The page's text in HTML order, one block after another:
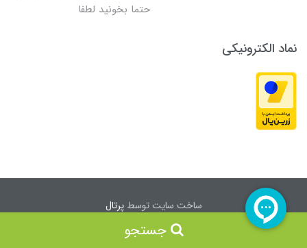
جستجو
حتما بخونید لطفا
نماد الکترونیکی
ساخت سایت توسطپرتال